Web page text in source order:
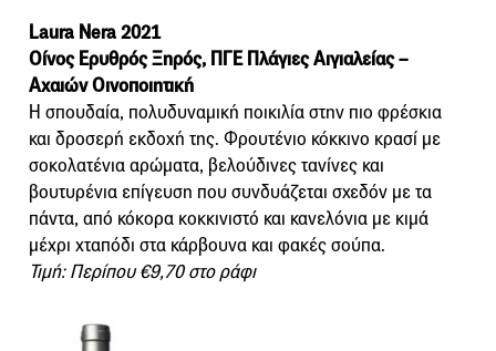
Laura Nera 2021
Οίνος Ερυθρός Ξηρός, ΠΓΕ Πλάγιες Αιγιαλείας –
Αχαιών Οινοποιητική
Η σπουδαία, πολυδυναμική ποικιλία στην πιο φρέσκια
και δροσερή εκδοχή της. Φρουτένιο κόκκινο κρασί με
σοκολατένια αρώματα, βελούδινες τανίνες και
βουτυρένια επίγευση που συνδυάζεται σχεδόν με τα
πάντα, από κόκορα κοκκινιστό και κανελόνια με κιμά
μέχρι χταπόδι στα κάρβουνα και φακές σούπα.
Τιμή: Περίπου €9,70 στο ράφι